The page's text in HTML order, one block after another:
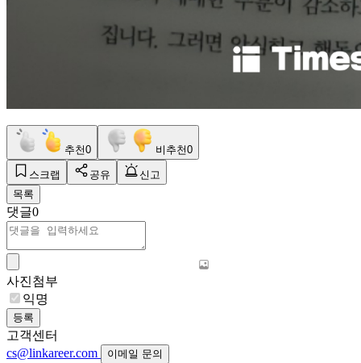
추천0 비추천0
스크랩 공유
신고
목록
댓글0
사진첨부
익명
등록
고객센터
cs@linkareer.com
이메일 문의